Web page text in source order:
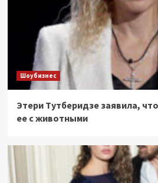
Шоубизнес
Этери Тутберидзе заявила,
ее с животными